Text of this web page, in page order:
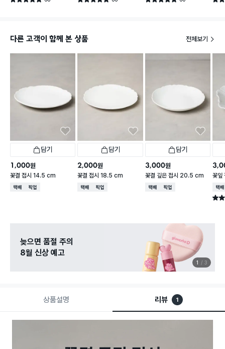
건 작성 건 작성 건 작성
다른 고객이 함께 본 상품 전체보기
담기
1,000원
꽃결 접시 14.5 cm
택배배송매장픽업
담기
2,000원
꽃결 접시 18.5 cm
택배배송매장픽업
담기
3,000원
꽃결 깊은 접시 20.5 cm
택배배송매장픽업
꽃
택배
별점
늦으면 품절 주의
8월 신상 예고
1 3
상품설명 리뷰 1